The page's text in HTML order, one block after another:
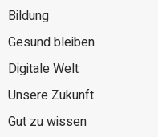
Bildung
Gesund bleiben
Digitale Welt
Unsere Zukunft
Gut zu wissen